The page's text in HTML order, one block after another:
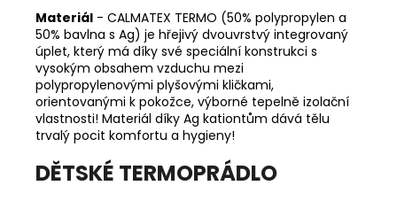
Materiál - CALMATEX TERMO (50% polypropylen a
50% bavlna s Ag) je hřejivý dvouvrstvý integrovaný
úplet, který má díky své speciální konstrukci s
vysokým obsahem vzduchu mezi
polypropylenovými plyšovými kličkami,
orientovanými k pokožce, výborné tepelně izolační
vlastnosti! Materiál díky Ag kationtům dává tělu
trvalý pocit komfortu a hygieny!
DĚTSKÉ TERMOPRÁDLO